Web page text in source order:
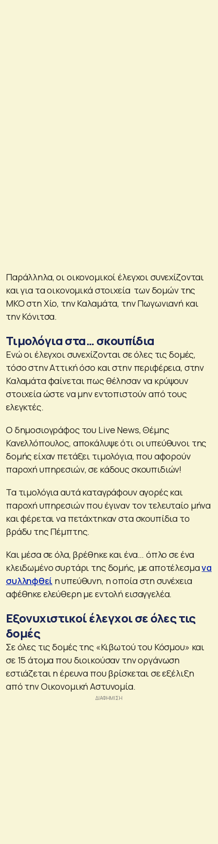
Παράλληλα, οι οικονομικοί έλεγχοι συνεχίζονται
και για τα οικονομικά στοιχεία των δομών της
ΜΚΟ στη Χίο, την Καλαμάτα, την Πωγωνιανή και
την Κόνιτσα.
Τιμολόγια στα… σκουπίδια
Ενώ οι έλεγχοι συνεχίζονται σε όλες τις δομές,
τόσο στην Αττική όσο και στην περιφέρεια, στην
Καλαμάτα φαίνεται πως θέλησαν να κρύψουν
στοιχεία ώστε να μην εντοπιστούν από τους
ελεγκτές.
Ο δημοσιογράφος του Live News, Θέμης
Κανελλόπουλος, αποκάλυψε ότι οι υπεύθυνοι της
δομής είχαν πετάξει τιμολόγια, που αφορούν
παροχή υπηρεσιών, σε κάδους σκουπιδιών!
Τα τιμολόγια αυτά καταγράφουν αγορές και
παροχή υπηρεσιών που έγιναν τον τελευταίο μήνα
και φέρεται να πετάχτηκαν στα σκουπίδια το
βράδυ της Πέμπτης.
Και μέσα σε όλα, βρέθηκε και ένα… όπλο σε ένα
κλειδωμένο συρτάρι της δομής, με αποτέλεσμανα
συλληφθεί η υπεύθυνη, η οποία στη συνέχεια
αφέθηκε ελεύθερη με εντολή εισαγγελέα.
Εξονυχιστικοί έλεγχοι σε όλες τις
δομές
Σε όλες τις δομές της «Κιβωτού του Κόσμου» και
σε 15 άτομα που διοικούσαν την οργάνωση
εστιάζεται η έρευνα που βρίσκεται σε εξέλιξη
από την Οικονομική Αστυνομία.